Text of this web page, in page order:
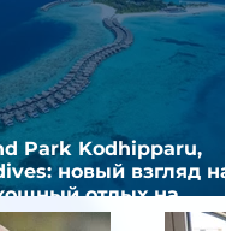
Park Kodhipparu,
новый взгляд на
отдых на